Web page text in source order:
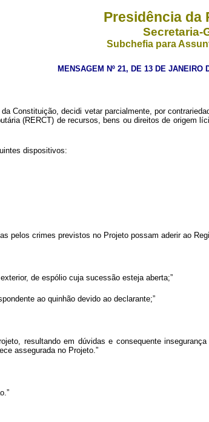
Presidência da
Secretaria-
Subchefia para
MENSAGEM Nº 21, DE 13 DE JANEIRO
Constituição, decidi vetar parcialmente, por
(RERCT) de recursos, bens ou direitos de origem
dispositivos:
pelos crimes previstos no Projeto possam aderir ao
de espólio cuja sucessão esteja aberta;”
ao quinhão devido ao declarante;”
resultando em dúvidas e consequente
assegurada no Projeto.”